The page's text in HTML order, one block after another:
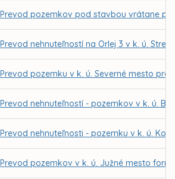
Prevod pozemkov pod stavbou vrátane
Prevod nehnuteľností na Orlej 3 v k. ú.
Prevod pozemku v k. ú. Severné mesto pre
Prevod nehnuteľností - pozemkov v k. ú.
Prevod nehnuteľnosti - pozemku v k. ú.
Prevod pozemkov v k. ú. Južné mesto